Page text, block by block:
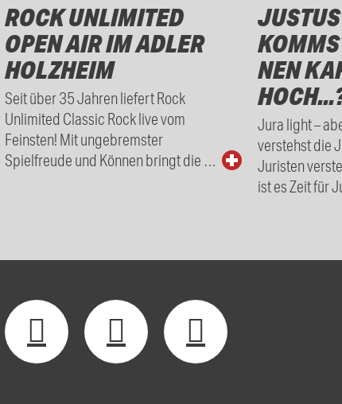
ROCK UNLIMITED
OPEN AIR IM ADLER
HOLZHEIM
Seit über 35 Jahren liefert Rock
Unlimited Classic Rock live vom
Feinsten! Mit ungebremster
Spielfreude und Können bringt die …
NEN
Jura light –
verstehst die
Juristen
ist es Zeit für